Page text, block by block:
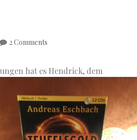
2 Comments
hat es Hendrick, dem